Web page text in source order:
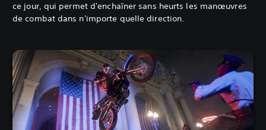
ce jour, qui permet d'enchaîner sans heurts les manœuvres
de combat dans n'importe quelle direction.‎ ‎